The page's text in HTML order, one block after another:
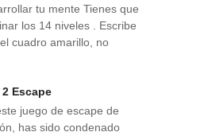
tu mente Tienes que
los 14 niveles . Escribe
cuadro amarillo, no
2 Escape
juego de escape de
has sido condenado